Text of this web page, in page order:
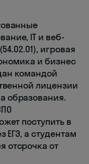
IT и веб-
игровая
и бизнес
командой
лицензии
образования.
поступить в
ЕГЭ, а студентам
отсрочка от